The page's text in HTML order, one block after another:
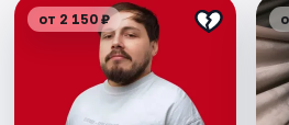
от 2 150 ₽